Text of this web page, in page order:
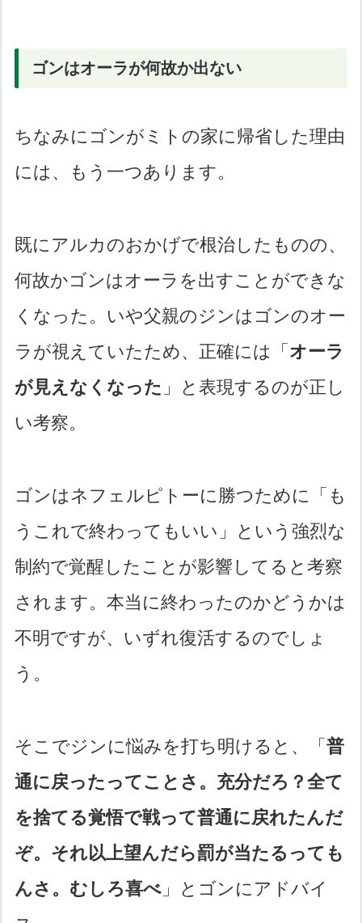
ゴンはオーラが何故か出ない
ちなみにゴンがミトの家に帰省した理由
には、もう一つあります。
既にアルカのおかげで根治したものの、
何故かゴンはオーラを出すことができな
くなった。いや父親のジンはゴンのオー
ラが視えていたため、正確には「 オーラ
が見えなくなった 」と表現するのが正し
い考察。
ゴンはネフェルピトーに勝つために「も
うこれで終わってもいい」という強烈な
制約で覚醒したことが影響してると考察
されます。本当に終わったのかどうかは
不明ですが、いずれ復活するのでしょ
う。
そこでジンに悩みを打ち明けると、「普
通に戻ったってことさ。充分だろ？全て
を捨てる覚悟で戦って普通に戻れたんだ
ぞ。それ以上望んだら罰が当たるっても
んさ。むしろ喜べ 」とゴンにアドバイ